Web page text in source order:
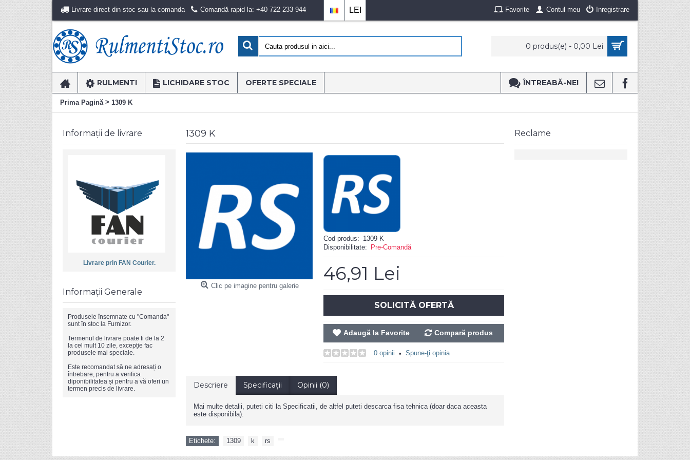
Livrare direct din stoc sau la comanda Comandă rapid la: +40 722 233 944 LEI Favorite Contul meu Inregistrare
0 produs(e) - 0,00 Lei
RULMENTI LICHIDARE STOC OFERTE SPECIALE ÎNTREABĂ-NE!
Prima Pagină > 1309 K
Informații de livrare
Livrare prin FAN Courier.
Informații Generale
Produsele însemnate cu "Comanda"
sunt în stoc la Furnizor.
Termenul de livrare poate fi de la 2
la cel mult 10 zile, excepție fac
produsele mai speciale.
Este recomandat să ne adresați o
întrebare, pentru a verifica
diponibilitatea și pentru a vă oferi un
termen precis de livrare.
Reclame
1309 K
Clic pe imagine pentru galerie
Cod produs: 1309 K
Disponibilitate:
Pre-Comandă
46,91 Lei
SOLICITĂ OFERTĂ
Adaugă la Favorite Compară produs
0 opinii • Spune-ţi opinia
Descriere Specificaţii Opinii (0)
Mai multe detalii, puteti citi la Specificatii, de altfel puteti descarca fisa tehnica (doar daca aceasta
este disponibila).
Etichete: 1309 k rs